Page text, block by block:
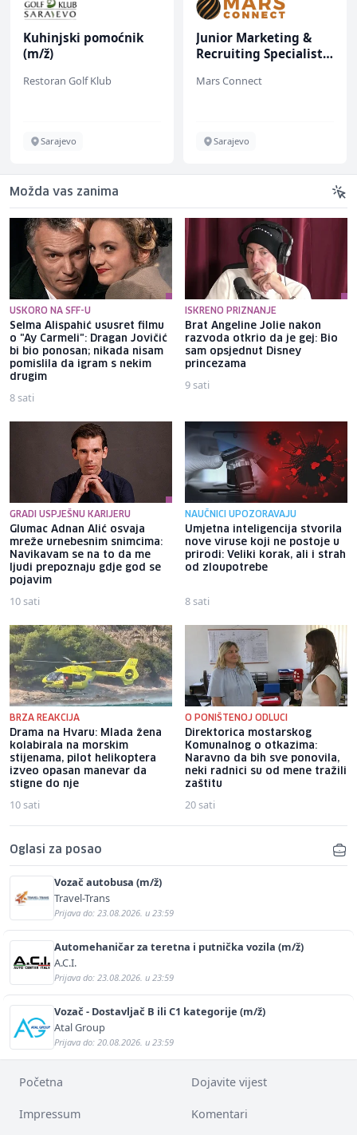
Kuhinjski pomoćnik
(m/ž)
Restoran Golf Klub
Sarajevo
Junior Marketing &
Recruiting Specialist
Mars Connect
Sarajevo
Možda vas zanima
USKORO NA SFF-U
Selma Alispahić ususret filmu
o "Ay Carmeli": Dragan Jovičić
bi bio ponosan; nikada nisam
pomislila da igram s nekim
drugim
8 sati
ISKRENO PRIZNANJE
Brat Angeline Jolie nakon
razvoda otkrio da je gej: Bio
sam opsjednut Disney
princezama
9 sati
GRADI USPJEŠNU KARIJERU
Glumac Adnan Alić osvaja
mreže urnebesnim snimcima:
Navikavam se na to da me
ljudi prepoznaju gdje god se
pojavim
10 sati
NAUČNICI UPOZORAVAJU
Umjetna inteligencija stvorila
nove viruse koji ne postoje u
prirodi: Veliki korak, ali i strah
od zloupotrebe
8 sati
BRZA REAKCIJA
Drama na Hvaru: Mlada žena
kolabirala na morskim
stijenama, pilot helikoptera
izveo opasan manevar da
stigne do nje
10 sati
O PONIŠTENOJ ODLUCI
Direktorica mostarskog
Komunalnog o otkazima:
Naravno da bih sve ponovila,
neki radnici su od mene tražili
zaštitu
20 sati
Oglasi za posao
Vozač autobusa (m/ž)
Travel-Trans
Prijava do: 23.08.2026. u 23:59
Automehaničar za teretna i putnička vozila (m/ž)
A.C.I.
Prijava do: 23.08.2026. u 23:59
Vozač - Dostavljač B ili C1 kategorije (m/ž)
Atal Group
Prijava do: 20.08.2026. u 23:59
Početna Dojavite vijest
Impressum Komentari